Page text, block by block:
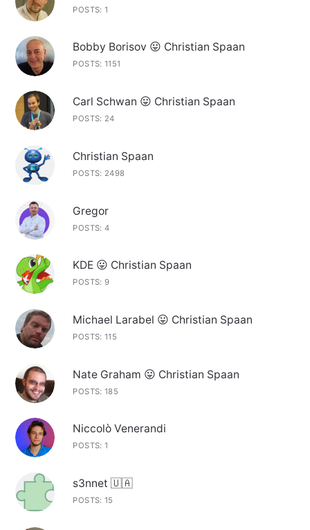
POSTS: 1
Bobby Borisov 😛 Christian Spaan
POSTS: 1151
Carl Schwan 😛 Christian Spaan
POSTS: 24
Christian Spaan
POSTS: 2498
Gregor
POSTS: 4
KDE 😛 Christian Spaan
POSTS: 9
Michael Larabel 😛 Christian Spaan
POSTS: 115
Nate Graham 😛 Christian Spaan
POSTS: 185
Niccolò Venerandi
POSTS: 1
s3nnet 🇺🇦
POSTS: 15